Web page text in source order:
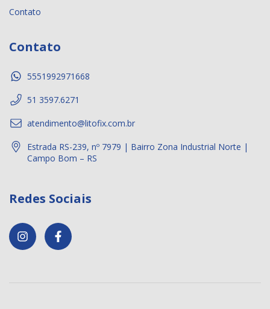
Contato
Contato
5551992971668
51 3597.6271
atendimento@litofix.com.br
Estrada RS-239, nº 7979 | Bairro Zona Industrial Norte |
Campo Bom – RS
Redes Sociais